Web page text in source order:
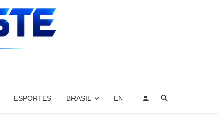
ESPORTES BRASIL ENTRETENIMENTO, ARTES E